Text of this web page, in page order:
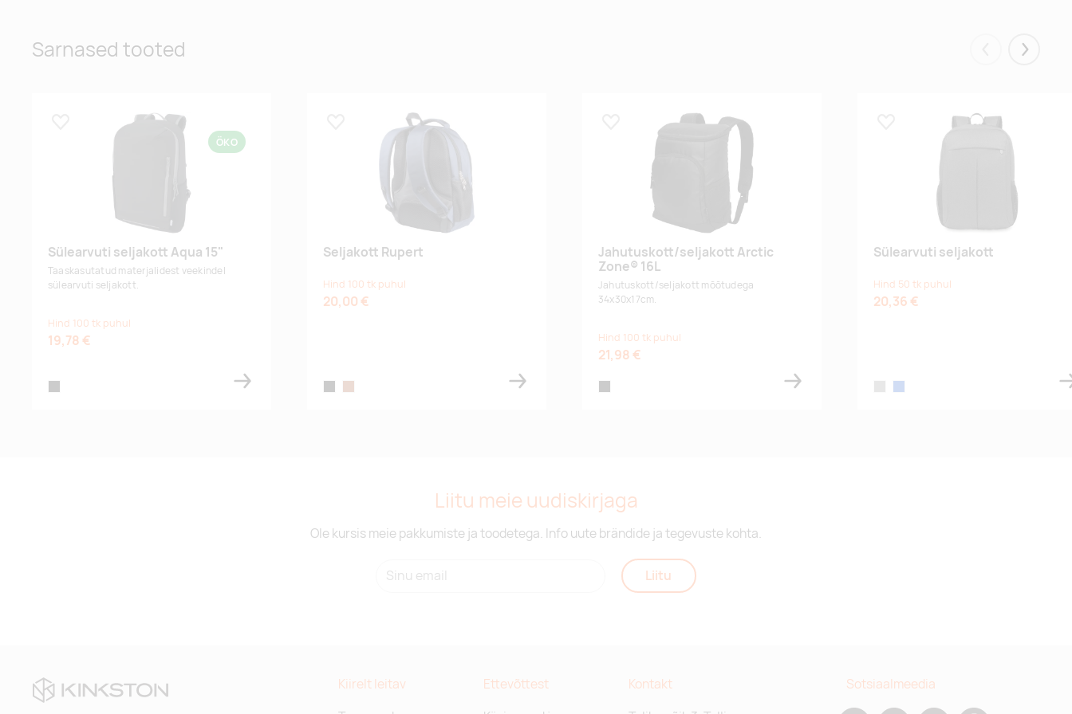
Sarnased tooted Eelmised
Lisa lemmikuks
ÖKO
Sülearvuti seljakott Aqua 15"
Taaskasutatud materjalidest veekindel
sülearvuti seljakott.
Hind 100 tk puhul
19,78 €
Lisa lemmikuks
Seljakott Rupert
Hind 100 tk puhul
20,00 €
Lisa lemmikuks
Jahutuskott/seljakott Arctic
Zone® 16L
Jahutuskott/seljakott mõõtudega
34x30x17cm.
Hind 100 tk puhul
21,98 €
Lisa lemmikuks
Sülearvuti seljakott
Hind 50 tk puhul
20,36 €
Liitu meie uudiskirjaga
Ole kursis meie pakkumiste ja toodetega. Info uute brändide ja tegevuste kohta.
Liitu
Kiirelt leitav
Ettevõttest
Kontakt
Sotsiaalmeedia